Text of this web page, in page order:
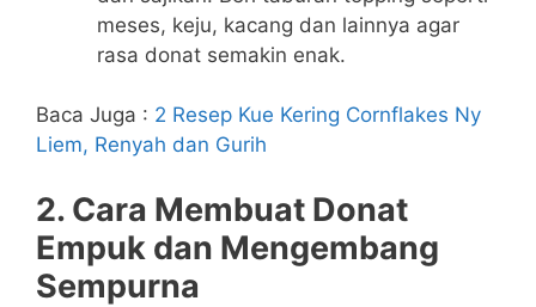
meses, keju, kacang dan lainnya agar
rasa donat semakin enak.
Baca Juga : 2 Resep Kue Kering Cornflakes Ny
Liem, Renyah dan Gurih
2. Cara Membuat Donat
Empuk dan Mengembang
Sempurna